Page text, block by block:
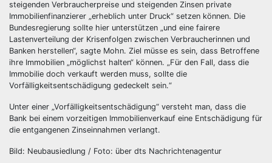
steigenden Verbraucherpreise und steigenden Zinsen private
Immobilienfinanzierer „erheblich unter Druck“ setzen können. Die
Bundesregierung sollte hier unterstützen „und eine fairere
Lastenverteilung der Krisenfolgen zwischen Verbraucherinnen und
Banken herstellen“, sagte Mohn. Ziel müsse es sein, dass Betroffene
ihre Immobilien „möglichst halten“ können. „Für den Fall, dass die
Immobilie doch verkauft werden muss, sollte die
Vorfälligkeitsentschädigung gedeckelt sein.“
Unter einer „Vorfälligkeitsentschädigung“ versteht man, dass die
Bank bei einem vorzeitigen Immobilienverkauf eine Entschädigung für
die entgangenen Zinseinnahmen verlangt.
Bild: Neubausiedlung / Foto: über dts Nachrichtenagentur